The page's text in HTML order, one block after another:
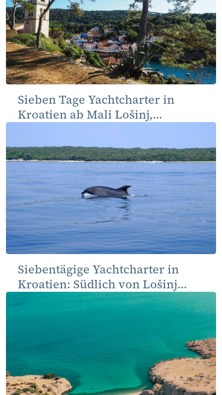
Sieben Tage Yachtcharter in
Kroatien ab Mali Lošinj,
Istrien
Siebentägige Yachtcharter in
Kroatien: Südlich von Lošinj
über den Kvarner und
Norddalmatien